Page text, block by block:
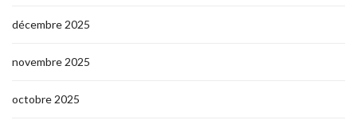
décembre 2025
novembre 2025
octobre 2025